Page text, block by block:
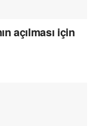
açılması için